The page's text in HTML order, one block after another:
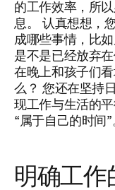
的工作效率，所
息。 认真想想，
成哪些事情，比
是不是已经放弃
在晚上和孩子们
么？ 您还在坚持
现工作与生活的
“属于自己的时间”
明确工作